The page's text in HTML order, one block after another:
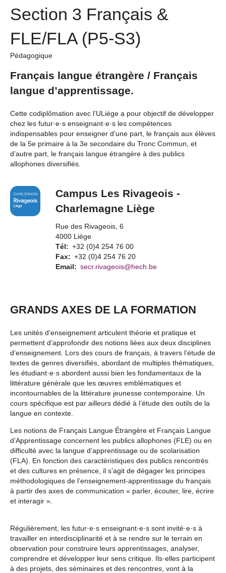
Section 3 Français &
FLE/FLA (P5-S3)
Pédagogique
Français langue étrangère / Français
langue d’apprentissage.
Cette codiplômation avec l’ULiège a pour objectif de développer
chez les futur·e·s enseignant·e·s les compétences
indispensables pour enseigner d’une part, le français aux élèves
de la 5e primaire à la 3e secondaire du Tronc Commun, et
d’autre part, le français langue étrangère à des publics
allophones diversifiés.
Campus Les Rivageois -
Charlemagne Liège
Rue des Rivageois, 6
4000 Liège
Tél
+32 (0)4 254 76 00
Fax
+32 (0)4 254 76 20
Email
secr.rivageois@hech.be
GRANDS AXES DE LA FORMATION
Les unités d’enseignement articulent théorie et pratique et
permettent d’approfondir des notions liées aux deux disciplines
d’enseignement. Lors des cours de français, à travers l’étude de
textes de genres diversifiés, abordant de multiples thématiques,
les étudiant·e·s abordent aussi bien les fondamentaux de la
littérature générale que les œuvres emblématiques et
incontournables de la littérature jeunesse contemporaine. Un
cours spécifique est par ailleurs dédié à l’étude des outils de la
langue en contexte.
Les notions de Français Langue Étrangère et Français Langue
d’Apprentissage concernent les publics allophones (FLE) ou en
difficulté avec la langue d’apprentissage ou de scolarisation
(FLA). En fonction des caractéristiques des publics rencontrés
et des cultures en présence, il s’agit de dégager les principes
méthodologiques de l’enseignement-apprentissage du français
à partir des axes de communication « parler, écouter, lire, écrire
et interagir ».
Régulièrement, les futur·e·s enseignant·e·s sont invité·e·s à
travailler en interdisciplinarité et à se rendre sur le terrain en
observation pour construire leurs apprentissages, analyser,
comprendre et développer leur sens critique. Ils·elles participent
à des projets, des séminaires et des rencontres, vont à la